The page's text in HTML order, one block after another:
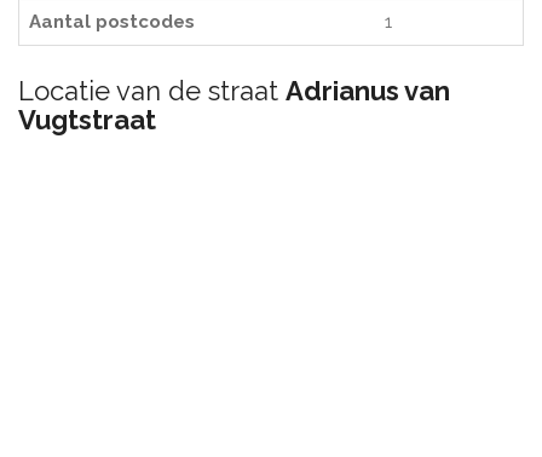
Aantal postcodes 1
Locatie van de straat Adrianus van
Vugtstraat